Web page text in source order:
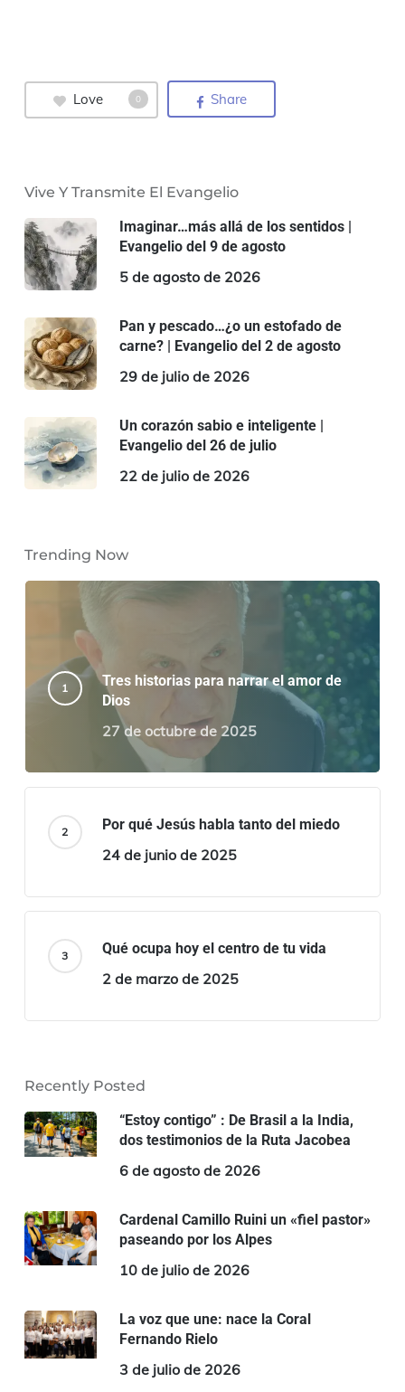
Love 0 Share
Vive Y Transmite El Evangelio
Imaginar…más allá de los sentidos |
Evangelio del 9 de agosto
5 de agosto de 2026
Pan y pescado…¿o un estofado de
carne? | Evangelio del 2 de agosto
29 de julio de 2026
Un corazón sabio e inteligente |
Evangelio del 26 de julio
22 de julio de 2026
Trending Now
Tres historias para narrar el amor de
Dios
27 de octubre de 2025
Por qué Jesús habla tanto del miedo
24 de junio de 2025
Qué ocupa hoy el centro de tu vida
2 de marzo de 2025
Recently Posted
“Estoy contigo” : De Brasil a la India,
dos testimonios de la Ruta Jacobea
6 de agosto de 2026
Cardenal Camillo Ruini un «fiel pastor»
paseando por los Alpes
10 de julio de 2026
La voz que une: nace la Coral
Fernando Rielo
3 de julio de 2026